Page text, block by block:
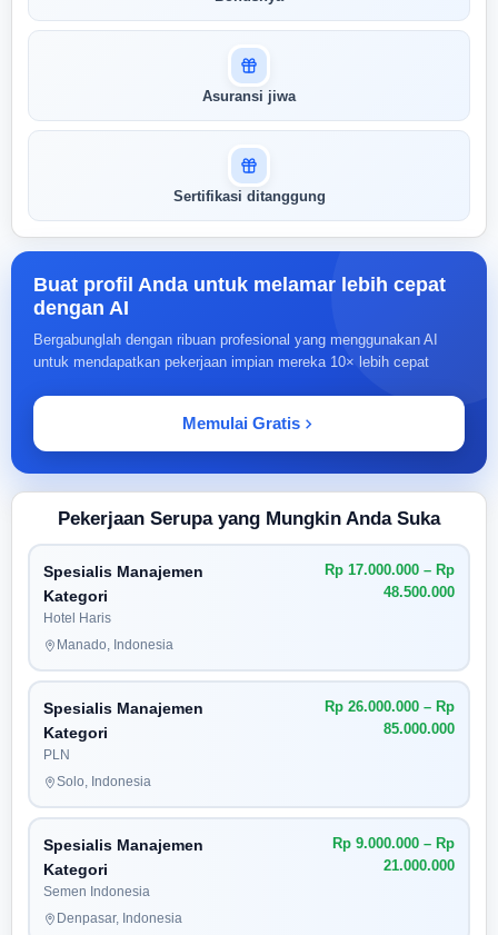
Asuransi jiwa
Sertifikasi ditanggung
Buat profil Anda untuk melamar lebih cepat
dengan AI
Bergabunglah dengan ribuan profesional yang menggunakan AI
untuk mendapatkan pekerjaan impian mereka 10× lebih cepat
Memulai Gratis
Pekerjaan Serupa yang Mungkin Anda Suka
Spesialis Manajemen
Kategori
Hotel Haris
Rp 17.000.000 – Rp
48.500.000
Manado, Indonesia
Spesialis Manajemen
Kategori
PLN
Rp 26.000.000 – Rp
85.000.000
Solo, Indonesia
Spesialis Manajemen
Kategori
Semen Indonesia
Rp 9.000.000 – Rp
21.000.000
Denpasar, Indonesia